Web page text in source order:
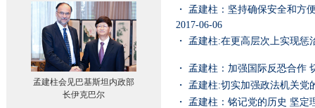
孟建柱会见巴基斯坦内政部
长伊克巴尔
・ 孟建柱：坚持确保安全和方
2017-06-06
・ 孟建柱:在更高层次上实现惩
・ 孟建柱：加强国际反恐合作
・ 孟建柱:切实加强政法机关党
・ 孟建柱：铭记党的历史 坚定